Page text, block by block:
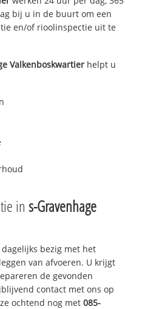
bij u in de buurt om een
en/of rioolinspectie uit te
Valkenboskwartier helpt u
in s-Gravenhage
bezig met het
van afvoeren. U krijgt
de gevonden
contact met ons op
ochtend nog met085-